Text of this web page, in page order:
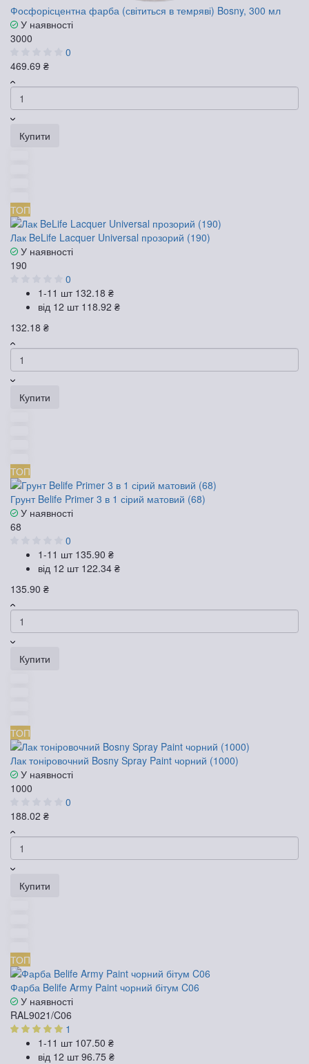
Фосфорісцентна фарба (світиться в темряві) Bosny, 300 мл
У наявності
3000
0
469.69 ₴
Купити
ТОП
Лак BeLife Lacquer Universal прозорий (190)
У наявності
190
0
1-11 шт 132.18 ₴
від 12 шт 118.92 ₴
132.18 ₴
Купити
ТОП
Грунт Belife Primer 3 в 1 сірий матовий (68)
У наявності
68
0
1-11 шт 135.90 ₴
від 12 шт 122.34 ₴
135.90 ₴
Купити
ТОП
Лак тоніровочний Bosny Spray Paint чорний (1000)
У наявності
1000
0
188.02 ₴
Купити
ТОП
Фарба Belife Army Paint чорний бітум C06
У наявності
RAL9021/C06
1
1-11 шт 107.50 ₴
від 12 шт96.75 ₴